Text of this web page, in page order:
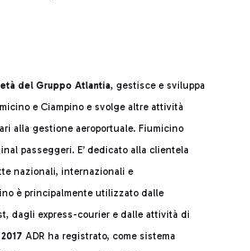
del Gruppo Atlantia, gestisce e sviluppa
e Ciampino e svolge altre attività
alla gestione aeroportuale. Fiumicino
passeggeri. E’ dedicato alla clientela
nazionali, internazionali e
è principalmente utilizzato dalle
dagli express-courier e dalle attività di
ADR ha registrato, come sistema